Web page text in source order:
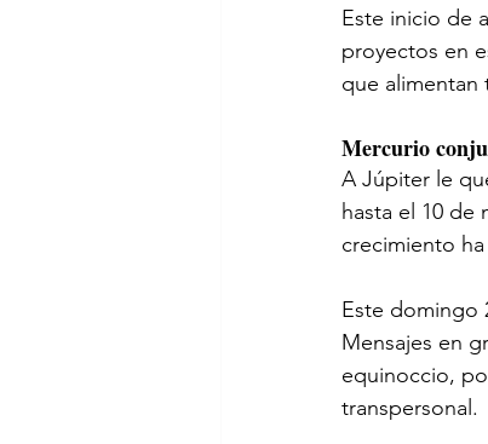
Este inicio de
proyectos en
que alimentan
Mercurio
A Júpiter le
hasta el 10 de
crecimiento
Este domingo
Mensajes en
equinoccio,
transpersonal.